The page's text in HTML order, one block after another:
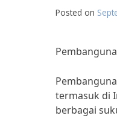
Posted on
termasuk di
berbagai